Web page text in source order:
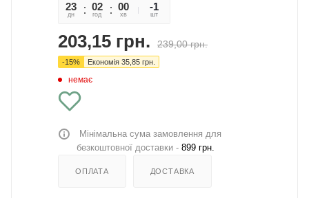
23
дн
02
год
00
хв
07
сек
-1
шт
203,15 грн. 239,00грн.
-15% Економія 35,85 грн.
немає
Мінімальна сума замовлення для
безкоштовної доставки - 899 грн.
ОПЛАТА ДОСТАВКА